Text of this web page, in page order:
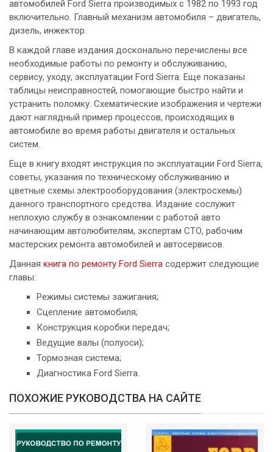
автомобилей Ford Sierra производимых с 1982 по 1993 год
включительно. Главный механизм автомобиля – двигатель,
дизель, инжектор.
В каждой главе издания досконально перечислены все
необходимые работы по ремонту и обслуживанию,
сервису, уходу, эксплуатации Ford Sierra. Еще показаны
таблицы неисправностей, помогающие быстро найти и
устранить поломку. Схематические изображения и чертежи
дают наглядный пример процессов, происходящих в
автомобиле во время работы двигателя и остальных
систем.
Еще в книгу входят инструкция по эксплуатации Ford Sierra,
советы, указания по техническому обслуживанию и
цветные схемы электрооборудования (электросхемы)
данного транспортного средства. Издание сослужит
неплохую службу в ознакомлении с работой авто
начинающим автолюбителям, экспертам СТО, рабочим
мастерских ремонта автомобилей и автосервисов.
Данная книга по ремонту Ford Sierra содержит следующие
главы:
Режимы системы зажигания;
Сцепление автомобиля;
Конструкция коробки передач;
Ведущие валы (полуоси);
Тормозная система;
Диагностика Ford Sierra.
ПОХОЖИЕ РУКОВОДСТВА НА САЙТЕ